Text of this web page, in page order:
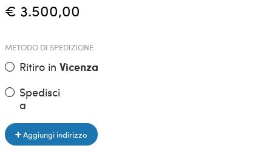
€ 3.500,00
METODO DI SPEDIZIONE
Ritiro in Vicenza
Spedisci
a
Aggiungi indirizzo